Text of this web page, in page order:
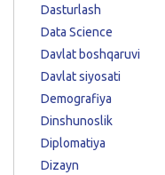
Dasturlash
Data Science
Davlat boshqaruvi
Davlat siyosati
Demografiya
Dinshunoslik
Diplomatiya
Dizayn